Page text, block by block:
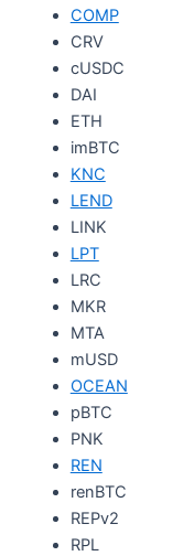
COMP
CRV
cUSDC
DAI
ETH
imBTC
KNC
LEND
LINK
LPT
LRC
MKR
MTA
mUSD
OCEAN
pBTC
PNK
REN
renBTC
REPv2
RPL